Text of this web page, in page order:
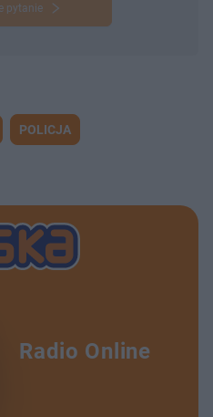
pytanie
POLICJA
Radio Online